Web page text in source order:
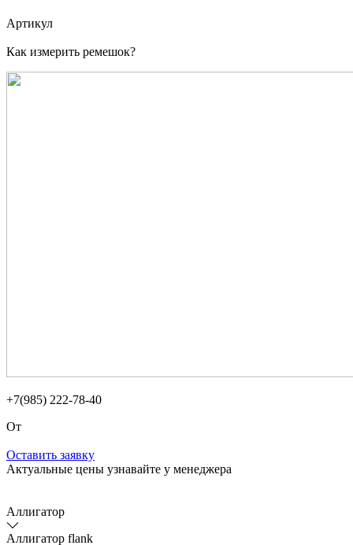
Артикул
Как измерить ремешок?
+7(985) 222-78-40
От
Оставить заявку
Актуальные цены узнавайте у менеджера
Аллигатор
Аллигатор flank